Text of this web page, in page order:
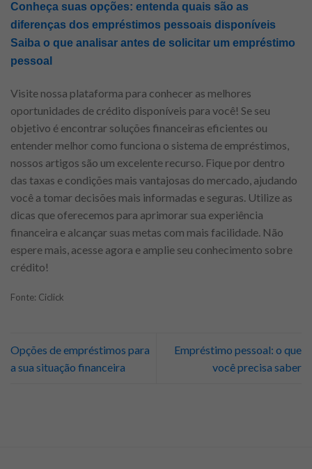
Conheça suas opções: entenda quais são as
diferenças dos empréstimos pessoais disponíveis
Saiba o que analisar antes de solicitar um empréstimo
pessoal
Visite nossa plataforma para conhecer as melhores
oportunidades de crédito disponíveis para você! Se seu
objetivo é encontrar soluções financeiras eficientes ou
entender melhor como funciona o sistema de empréstimos,
nossos artigos são um excelente recurso. Fique por dentro
das taxas e condições mais vantajosas do mercado, ajudando
você a tomar decisões mais informadas e seguras. Utilize as
dicas que oferecemos para aprimorar sua experiência
financeira e alcançar suas metas com mais facilidade. Não
espere mais, acesse agora e amplie seu conhecimento sobre
crédito!
Fonte: Ciclick
Opções de empréstimos para
a sua situação financeira
Empréstimo pessoal: o que
você precisa saber